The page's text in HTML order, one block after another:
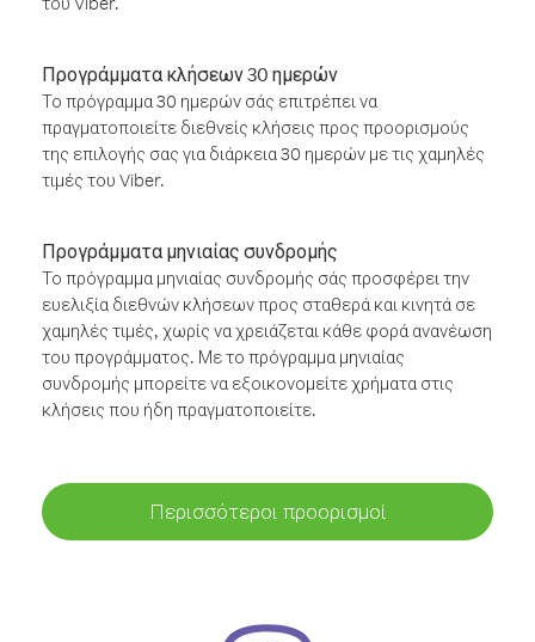
Προγράμματα κλήσεων 30 ημερών
Το πρόγραμμα 30 ημερών σάς επιτρέπει να
πραγματοποιείτε διεθνείς κλήσεις προς προορισμούς
της επιλογής σας για διάρκεια 30 ημερών με τις χαμηλές
τιμές του Viber.
Προγράμματα μηνιαίας συνδρομής
Το πρόγραμμα μηνιαίας συνδρομής σάς προσφέρει την
ευελιξία διεθνών κλήσεων προς σταθερά και κινητά σε
χαμηλές τιμές, χωρίς να χρειάζεται κάθε φορά ανανέωση
του προγράμματος. Με το πρόγραμμα μηνιαίας
συνδρομής μπορείτε να εξοικονομείτε χρήματα στις
κλήσεις που ήδη πραγματοποιείτε.
Περισσότεροι προορισμοί